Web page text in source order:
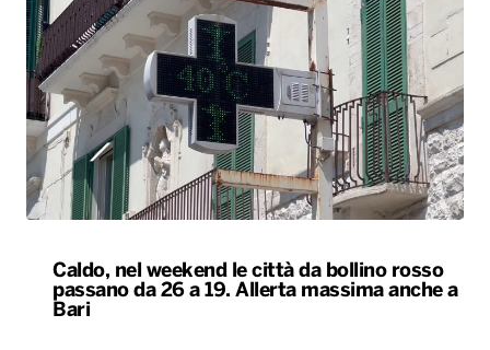
Caldo, nel weekend le città da bollino rosso
passano da 26 a 19. Allerta massima anche a
Bari